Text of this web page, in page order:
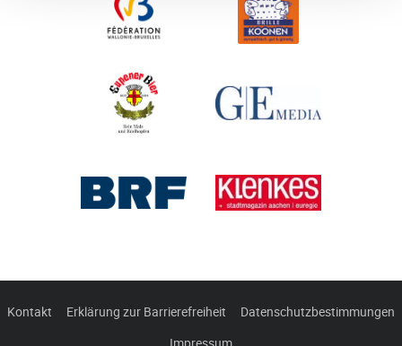
Kontakt Erklärung zur Barrierefreiheit
Datenschutzbestimmungen